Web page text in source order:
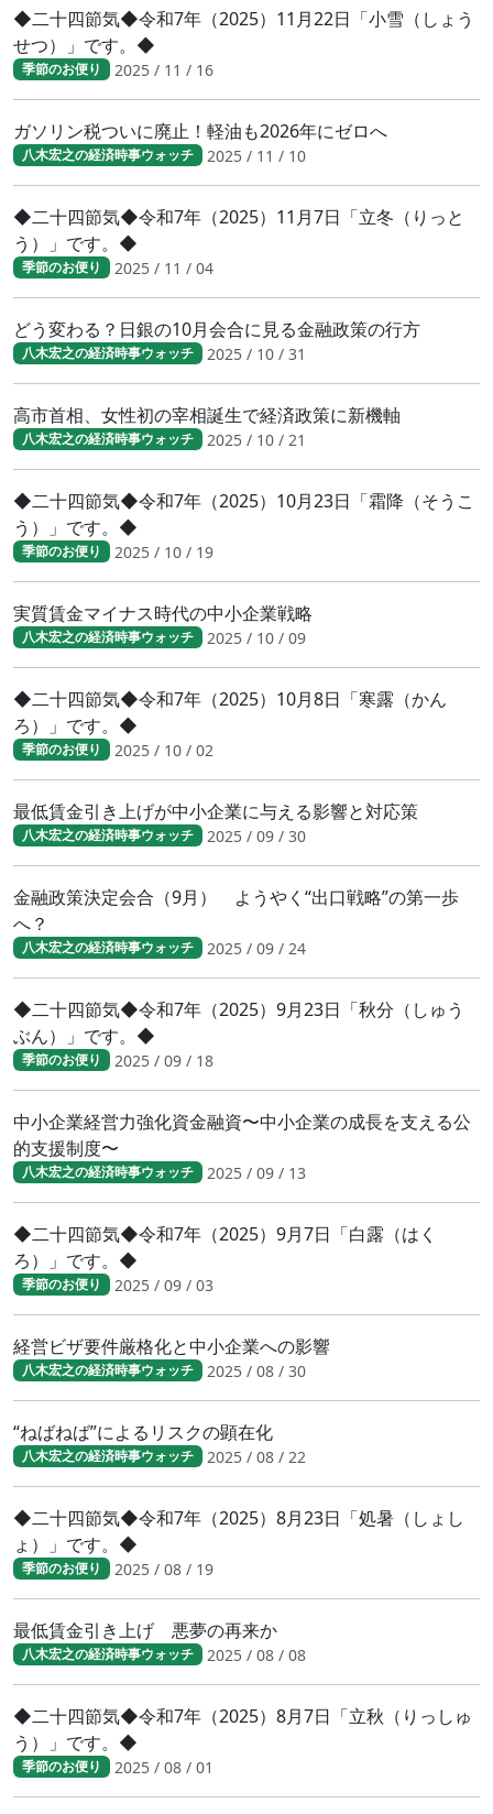
◆二十四節気◆令和7年（2025）11月22日「小雪（しょう
せつ）」です。◆
季節のお便り 2025 / 11 / 16
ガソリン税ついに廃止！軽油も2026年にゼロへ
八木宏之の経済時事ウォッチ 2025 / 11 / 10
◆二十四節気◆令和7年（2025）11月7日「立冬（りっと
う）」です。◆
季節のお便り 2025 / 11 / 04
どう変わる？日銀の10月会合に見る金融政策の行方
八木宏之の経済時事ウォッチ 2025 / 10 / 31
高市首相、女性初の宰相誕生で経済政策に新機軸
八木宏之の経済時事ウォッチ 2025 / 10 / 21
◆二十四節気◆令和7年（2025）10月23日「霜降（そうこ
う）」です。◆
季節のお便り 2025 / 10 / 19
実質賃金マイナス時代の中小企業戦略
八木宏之の経済時事ウォッチ 2025 / 10 / 09
◆二十四節気◆令和7年（2025）10月8日「寒露（かん
ろ）」です。◆
季節のお便り 2025 / 10 / 02
最低賃金引き上げが中小企業に与える影響と対応策
八木宏之の経済時事ウォッチ 2025 / 09 / 30
金融政策決定会合（9月） ようやく“出口戦略”の第一歩
へ？
八木宏之の経済時事ウォッチ 2025 / 09 / 24
◆二十四節気◆令和7年（2025）9月23日「秋分（しゅう
ぶん）」です。◆
季節のお便り 2025 / 09 / 18
中小企業経営力強化資金融資〜中小企業の成長を支える公
的支援制度〜
八木宏之の経済時事ウォッチ 2025 / 09 / 13
◆二十四節気◆令和7年（2025）9月7日「白露（はく
ろ）」です。◆
季節のお便り 2025 / 09 / 03
経営ビザ要件厳格化と中小企業への影響
八木宏之の経済時事ウォッチ 2025 / 08 / 30
“ねばねば”によるリスクの顕在化
八木宏之の経済時事ウォッチ 2025 / 08 / 22
◆二十四節気◆令和7年（2025）8月23日「処暑（しょし
ょ）」です。◆
季節のお便り 2025 / 08 / 19
最低賃金引き上げ 悪夢の再来か
八木宏之の経済時事ウォッチ 2025 / 08 / 08
◆二十四節気◆令和7年（2025）8月7日「立秋（りっしゅ
う）」です。◆
季節のお便り 2025 / 08 / 01